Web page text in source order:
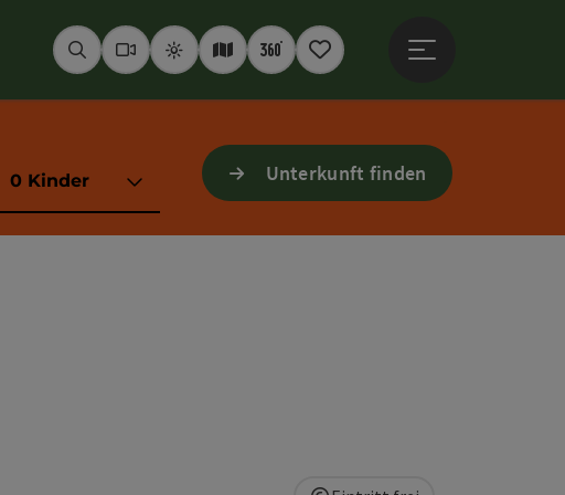
SuchenWebcams
WetterInteraktive Karte
360° Panoramen
Merkzettel
0 Kinder Unterkunft finden